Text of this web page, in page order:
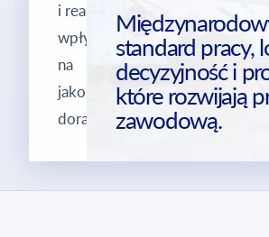
i realnym
wpływem
na
jakość
doradztwa.
standard pracy,
decyzyjność i
które rozwijają
zawodową.